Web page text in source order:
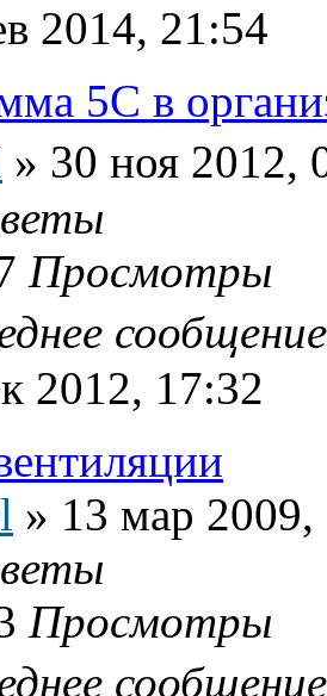
2014, 21:54
5С в
» 30 ноя 2012,
Просмотры
2012, 17:32
» 13 мар
Просмотры